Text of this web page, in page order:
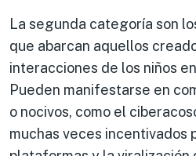
La segunda categoría son
que abarcan aquellos
interacciones de los niños
Pueden manifestarse en
o nocivos, como el
muchas veces incentivados